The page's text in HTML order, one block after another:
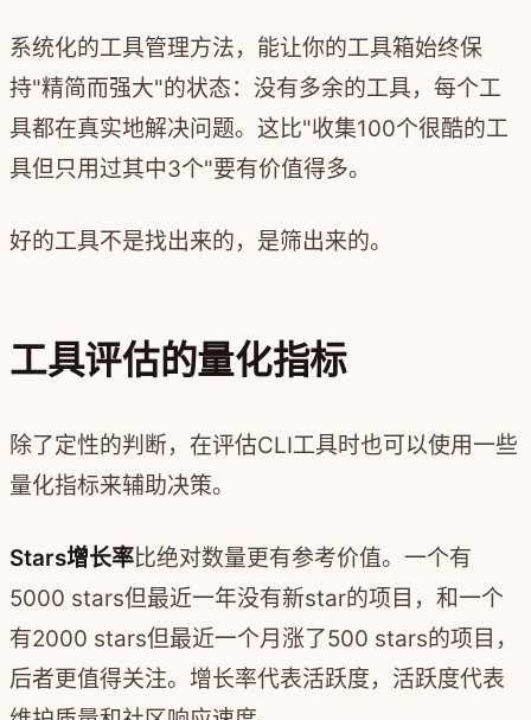
系统化的工具管理方法，能让你的工具箱始终保
持"精简而强大"的状态：没有多余的工具，每个工
具都在真实地解决问题。这比"收集100个很酷的工
具但只用过其中3个"要有价值得多。
好的工具不是找出来的，是筛出来的。
工具评估的量化指标
除了定性的判断，在评估CLI工具时也可以使用一些
量化指标来辅助决策。
Stars增长率比绝对数量更有参考价值。一个有
5000 stars但最近一年没有新star的项目，和一个
有2000 stars但最近一个月涨了500 stars的项目，
后者更值得关注。增长率代表活跃度，活跃度代表